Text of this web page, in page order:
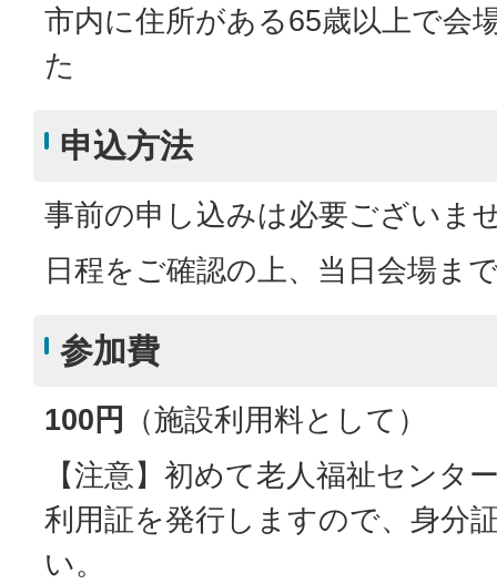
市内に住所がある65歳以上で会
た
申込方法
事前の申し込みは必要ございま
日程をご確認の上、当日会場ま
参加費
100円
（施設利用料として）
【注意】初めて老人福祉センタ
利用証を発行しますので、身分
い。